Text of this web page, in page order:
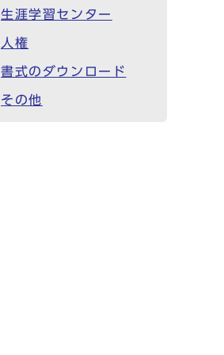
生涯学習センター
人権
書式のダウンロード
その他